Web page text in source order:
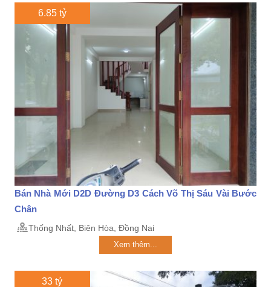
6.85 tỷ
Bán Nhà Mới D2D Đường D3 Cách Võ Thị Sáu Vài Bước
Chân
Thống Nhất, Biên Hòa, Đồng Nai
Xem thêm...
33 tỷ